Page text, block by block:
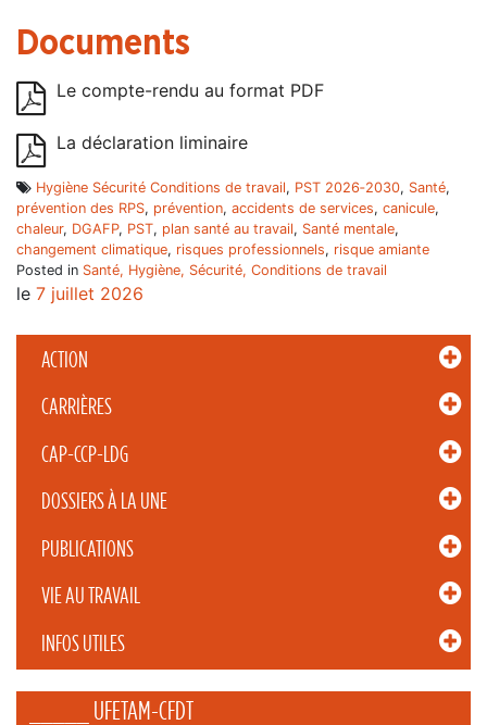
ACTION
CARRIÈRES
CAP-CCP-LDG
DOSSIERS À LA UNE
PUBLICATIONS
VIE AU TRAVAIL
INFOS UTILES
_____ UFETAM-CFDT
Documents
Le compte-rendu au format PDF
La déclaration liminaire
Hygiène Sécurité Conditions de travail, PST 2026‑2030, Santé,
prévention des RPS, prévention, accidents de services, canicule,
chaleur, DGAFP, PST, plan santé au travail, Santé mentale,
changement climatique, risques professionnels, risque amiante
Posted in Santé, Hygiène, Sécurité, Conditions de travail
le 7 juillet 2026